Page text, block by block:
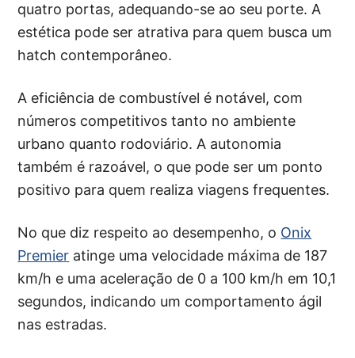
quatro portas, adequando-se ao seu porte. A
estética pode ser atrativa para quem busca um
hatch contemporâneo.
A eficiência de combustível é notável, com
números competitivos tanto no ambiente
urbano quanto rodoviário. A autonomia
também é razoável, o que pode ser um ponto
positivo para quem realiza viagens frequentes.
No que diz respeito ao desempenho, o Onix
Premier atinge uma velocidade máxima de 187
km/h e uma aceleração de 0 a 100 km/h em 10,1
segundos, indicando um comportamento ágil
nas estradas.